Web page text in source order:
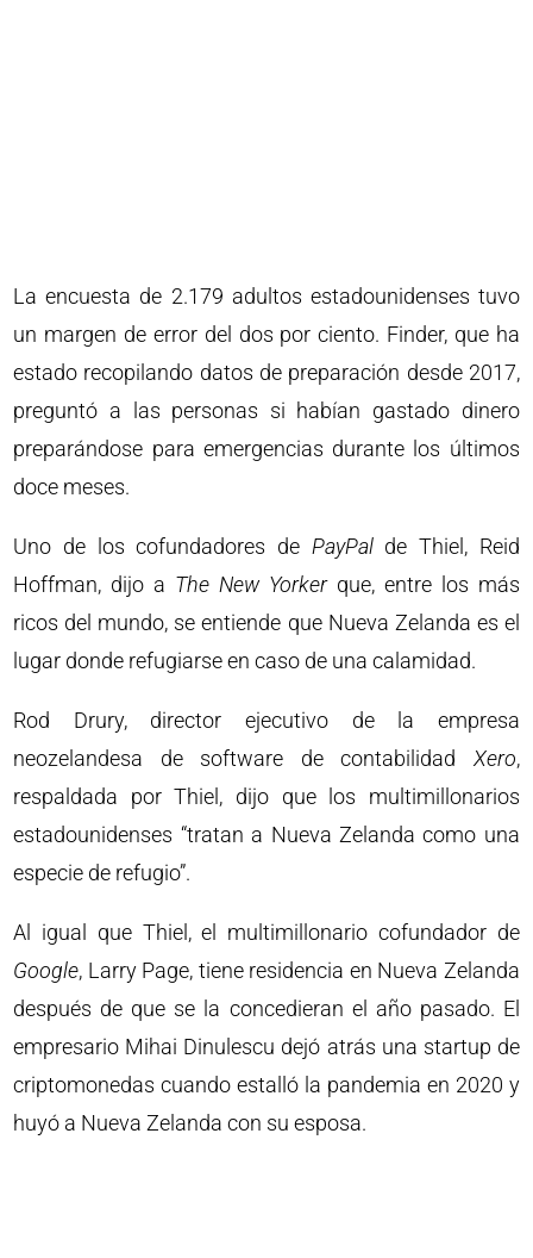
La encuesta de 2.179 adultos estadounidenses tuvo
un margen de error del dos por ciento. Finder, que ha
estado recopilando datos de preparación desde 2017,
preguntó a las personas si habían gastado dinero
preparándose para emergencias durante los últimos
doce meses.
Uno de los cofundadores de PayPalde Thiel, Reid
Hoffman, dijo a The New Yorkerque, entre los más
ricos del mundo, se entiende que Nueva Zelanda es el
lugar donde refugiarse en caso de una calamidad.
Rod Drury, director ejecutivo de la empresa
neozelandesa de software de contabilidad Xero,
respaldada por Thiel, dijo que los multimillonarios
estadounidenses “tratan a Nueva Zelanda como una
especie de refugio”.
Al igual que Thiel, el multimillonario cofundador de
Google, Larry Page, tiene residencia en Nueva Zelanda
después de que se la concedieran el año pasado. El
empresario Mihai Dinulescu dejó atrás una startup de
criptomonedas cuando estalló la pandemia en 2020 y
huyó a Nueva Zelanda con su esposa.